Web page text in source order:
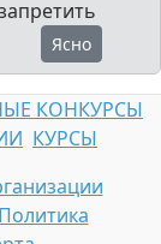
Ясно
КОНКУРСЫ
КУРСЫ
Политика